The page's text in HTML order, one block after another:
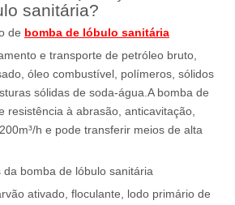
sanitária?
de bomba de lóbulo sanitária
e transporte de petróleo bruto,
óleo combustível, polímeros, sólidos
sólidas de soda-água.A bomba de
resistência à abrasão, anticavitação,
h e pode transferir meios de alta
bomba de lóbulo sanitária
ativado, floculante, lodo primário de